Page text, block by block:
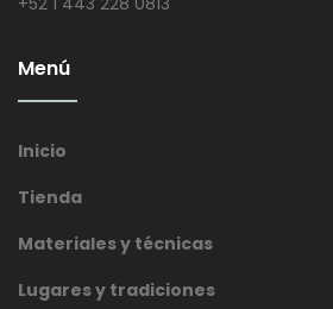
Menú
Inicio
Tienda
Materiales y técnicas
Lugares y tradiciones